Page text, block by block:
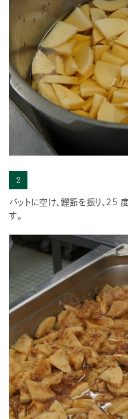
2
バットに空け、鰹節を振り、25
す。